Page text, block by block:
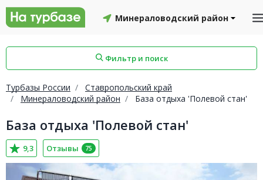
Минераловодский район
Фильтр и поиск
Турбазы России
Ставропольский край
Минераловодский район
База отдыха 'Полевой стан'
База отдыха 'Полевой стан'
9,3 Отзывы 75
Смоленский район Топчихинский район